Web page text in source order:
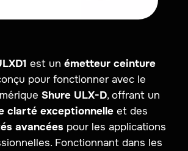
est un émetteur ceinture
pour fonctionner avec le
Shure ULX-D, offrant un
clarté exceptionnelleet des
avancées pour les applications
Fonctionnant dans les